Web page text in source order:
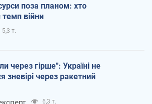
поза планом: хто
темп війни
5,3 т.
через гірше": Україні не
зневірі через ракетний
6,3 т.